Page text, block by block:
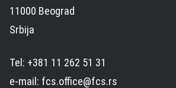
11000 Beograd
Srbija
Tel: +381 11 262 51 31
e-mail: fcs.office@fcs.rs